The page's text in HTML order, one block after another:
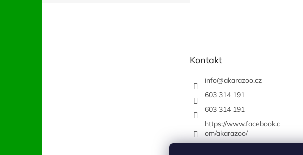
Kontakt
info@akarazoo.cz
603 314 191
603 314 191
https://www.facebook.c
om/akarazoo/